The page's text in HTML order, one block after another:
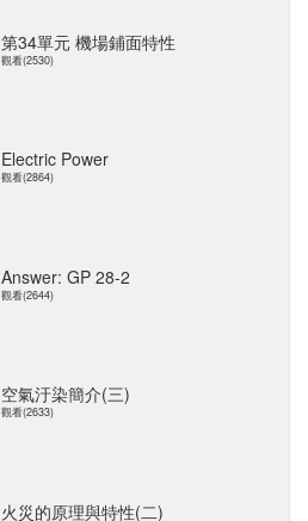
第34單元 機場鋪面特性
觀看(2530)
Electric Power
觀看(2864)
Answer: GP 28-2
觀看(2644)
空氣汙染簡介(三)
觀看(2633)
火災的原理與特性(二)